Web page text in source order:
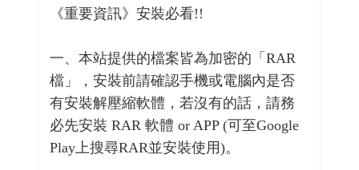
《重要資訊》安裝必看!!
一、本站提供的檔案皆為加密的「RAR
檔」，安裝前請確認手機或電腦內是否
有安裝解壓縮軟體，若沒有的話，請務
必先安裝 RAR 軟體 or APP (可至Google
Play上搜尋RAR並安裝使用)。